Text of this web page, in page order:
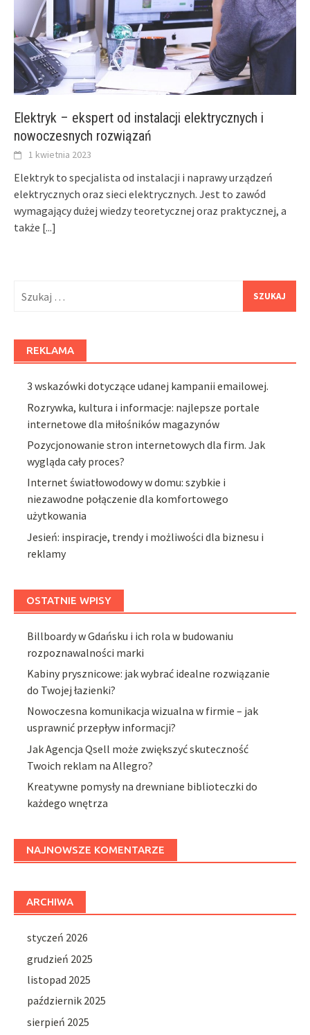
Elektryk – ekspert od instalacji elektrycznych i
nowoczesnych rozwiązań
1 kwietnia 2023
Elektryk to specjalista od instalacji i naprawy urządzeń
elektrycznych oraz sieci elektrycznych. Jest to zawód
wymagający dużej wiedzy teoretycznej oraz praktycznej, a
także [...]
REKLAMA
3 wskazówki dotyczące udanej kampanii emailowej.
Rozrywka, kultura i informacje: najlepsze portale
internetowe dla miłośników magazynów
Pozycjonowanie stron internetowych dla firm. Jak
wygląda cały proces?
Internet światłowodowy w domu: szybkie i
niezawodne połączenie dla komfortowego
użytkowania
Jesień: inspiracje, trendy i możliwości dla biznesu i
reklamy
OSTATNIE WPISY
Billboardy w Gdańsku i ich rola w budowaniu
rozpoznawalności marki
Kabiny prysznicowe: jak wybrać idealne rozwiązanie
do Twojej łazienki?
Nowoczesna komunikacja wizualna w firmie – jak
usprawnić przepływ informacji?
Jak Agencja Qsell może zwiększyć skuteczność
Twoich reklam na Allegro?
Kreatywne pomysły na drewniane biblioteczki do
każdego wnętrza
NAJNOWSZE KOMENTARZE
ARCHIWA
styczeń 2026
grudzień 2025
listopad 2025
październik 2025
sierpień 2025